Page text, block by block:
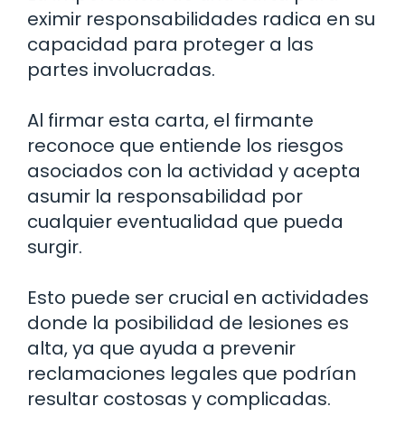
eximir responsabilidades radica en su
capacidad para proteger a las
partes involucradas.
Al firmar esta carta, el firmante
reconoce que entiende los riesgos
asociados con la actividad y acepta
asumir la responsabilidad por
cualquier eventualidad que pueda
surgir.
Esto puede ser crucial en actividades
donde la posibilidad de lesiones es
alta, ya que ayuda a prevenir
reclamaciones legales que podrían
resultar costosas y complicadas.